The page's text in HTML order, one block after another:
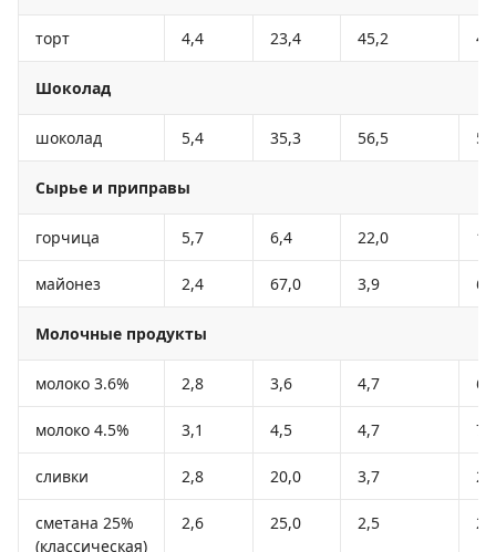
торт 4,4 23,4 45,2
Шоколад
шоколад 5,4 35,3 56,5
Сырье и приправы
горчица 5,7 6,4 22,0
майонез 2,4 67,0 3,9
Молочные продукты
молоко 3.6% 2,8 3,6 4,7 62
молоко 4.5% 3,1 4,5 4,7 72
сливки 2,8 20,0 3,7
сметана 25%
(классическая)
2,6 25,0 2,5